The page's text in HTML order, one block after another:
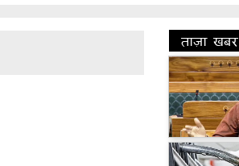
ताज़ा खबर